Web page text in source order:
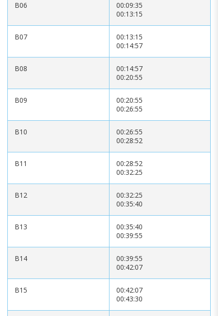
B06
00:09:35
00:13:15
B07
00:13:15
00:14:57
B08
00:14:57
00:20:55
B09
00:20:55
00:26:55
B10
00:26:55
00:28:52
B11
00:28:52
00:32:25
B12
00:32:25
00:35:40
B13
00:35:40
00:39:55
B14
00:39:55
00:42:07
B15
00:42:07
00:43:30